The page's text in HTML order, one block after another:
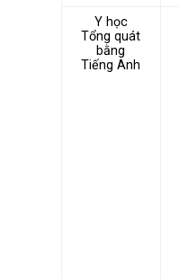
Y học
Tổng quát
bằng
Tiếng Anh